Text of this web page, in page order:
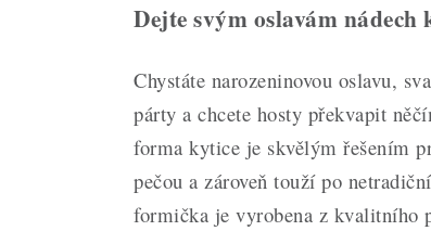
Dejte svým oslavám nádech
Chystáte narozeninovou oslavu,
párty a chcete hosty překvapit
forma kytice je skvělým řešením
pečou a zároveň touží po
formička je vyrobena z kvalitního